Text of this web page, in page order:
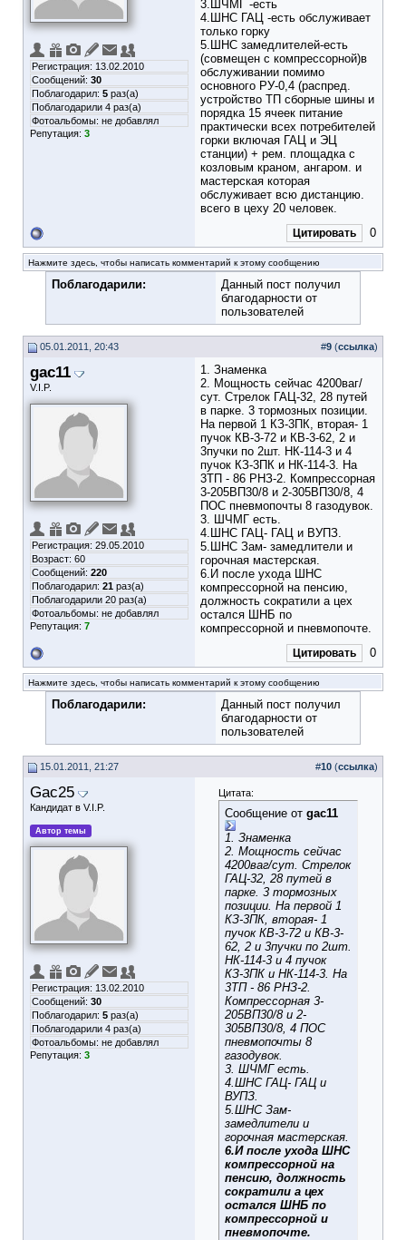
Регистрация: 13.02.2010
Сообщений: 30
Поблагодарил: 5 раз(а)
Поблагодарили 4 раз(а)
Фотоальбомы: не добавлял
Репутация: 3
3.ШЧМГ -есть
4.ШНС ГАЦ -есть обслуживает
только горку
5.ШНС замедлителей-есть
(совмещен с компрессорной)в
обслуживании помимо
основного РУ-0,4 (распред.
устройство ТП сборные шины и
порядка 15 ячеек питание
практически всех потребителей
горки включая ГАЦ и ЭЦ
станции) + рем. площадка с
козловым краном, ангаром. и
мастерская которая
обслуживает всю дистанцию.
всего в цеху 20 человек.
Цитировать 0
Нажмите здесь, чтобы написать комментарий к этому сообщению
Поблагодарили:
Данный пост получил
благодарности от
пользователей
05.01.2011, 20:43 #9 (ссылка)
gac11
V.I.P.
Регистрация: 29.05.2010
Возраст: 60
Сообщений: 220
Поблагодарил: 21 раз(а)
Поблагодарили 20 раз(а)
Фотоальбомы: не добавлял
Репутация: 7
1. Знаменка
2. Мощность сейчас 4200ваг/
сут. Стрелок ГАЦ-32, 28 путей
в парке. 3 тормозных позиции.
На первой 1 КЗ-3ПК, вторая- 1
пучок КВ-3-72 и КВ-3-62, 2 и
3пучки по 2шт. НК-114-3 и 4
пучок КЗ-3ПК и НК-114-3. На
3ТП - 86 РНЗ-2. Компрессорная
3-205ВП30/8 и 2-305ВП30/8, 4
ПОС пневмопочты 8 газодувок.
3. ШЧМГ есть.
4.ШНС ГАЦ- ГАЦ и ВУПЗ.
5.ШНС Зам- замедлители и
горочная мастерская.
6.И после ухода ШНС
компрессорной на пенсию,
должность сократили а цех
остался ШНБ по
компрессорной и пневмопочте.
Цитировать 0
Нажмите здесь, чтобы написать комментарий к этому сообщению
Поблагодарили:
Данный пост получил
благодарности от
пользователей
15.01.2011, 21:27 #10 (ссылка)
Gac25
Кандидат в V.I.P.
Автор темы
Регистрация: 13.02.2010
Сообщений: 30
Поблагодарил: 5 раз(а)
Поблагодарили 4 раз(а)
Фотоальбомы: не добавлял
Репутация: 3
Цитата:
Сообщение от gac11
1. Знаменка
2. Мощность сейчас
4200ваг/сут. Стрелок
ГАЦ-32, 28 путей в
парке. 3 тормозных
позиции. На первой 1
КЗ-3ПК, вторая- 1
пучок КВ-3-72 и КВ-3-
62, 2 и 3пучки по 2шт.
НК-114-3 и 4 пучок
КЗ-3ПК и НК-114-3. На
3ТП - 86 РНЗ-2.
Компрессорная 3-
205ВП30/8 и 2-
305ВП30/8, 4 ПОС
пневмопочты 8
газодувок.
3. ШЧМГ есть.
4.ШНС ГАЦ- ГАЦ и
ВУПЗ.
5.ШНС Зам-
замедлители и
горочная мастерская.
6.И после ухода ШНС
компрессорной на
пенсию, должность
сократили а цех
остался ШНБ по
компрессорной и
пневмопочте.